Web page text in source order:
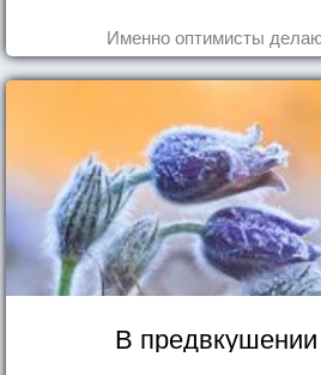
Именно оптимисты
В